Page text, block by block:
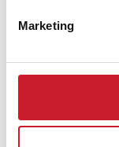
Marketing
Anreisetag
Sie
Bitte beachten
Reisezeitraumes
können.